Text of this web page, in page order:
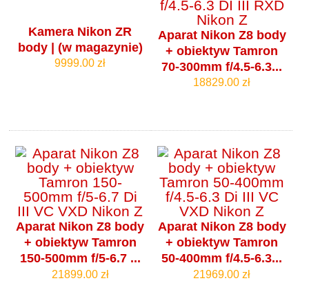
Kamera Nikon ZR
body | (w magazynie)
9999.00 zł
Aparat Nikon Z8 body
+ obiektyw Tamron
70-300mm f/4.5-6.3...
18829.00 zł
Aparat Nikon Z8 body
+ obiektyw Tamron
150-500mm f/5-6.7 ...
21899.00 zł
Aparat Nikon Z8 body
+ obiektyw Tamron
50-400mm f/4.5-6.3...
21969.00 zł